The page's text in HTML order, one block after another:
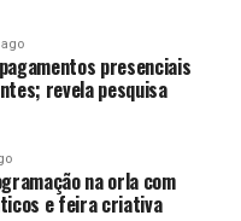
presenciais
revela pesquisa
na orla com
e feira criativa